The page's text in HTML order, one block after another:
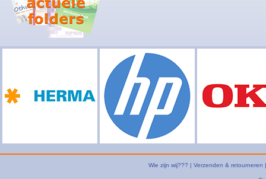
Wie zijn wij??? | Verzenden & retourneren